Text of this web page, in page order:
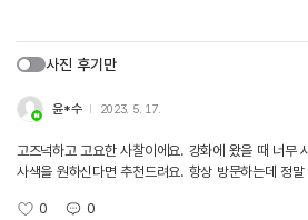
사진 후기만
윤*수 2023. 5. 17.
고즈넉하고 고요한 사찰이에요. 강화에 왔을 때 너무
사색을 원하신다면 추천드려요. 항상 방문하는데 정
0 0